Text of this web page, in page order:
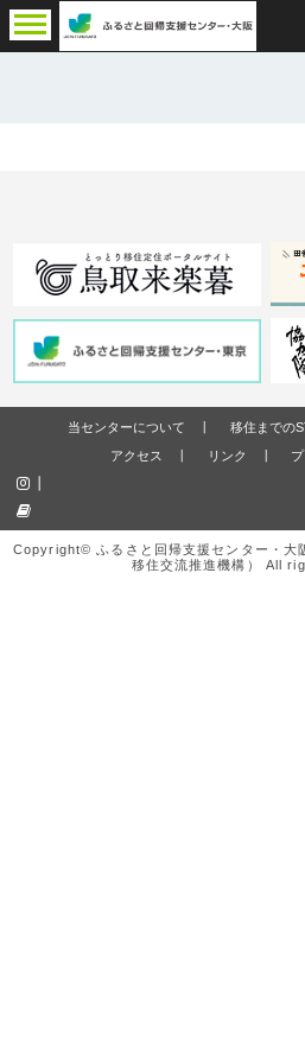
当センターについて 移住までの
アクセス
リンク
Copyright© ふるさと回帰支援センター・大
移住交流推進機構） All